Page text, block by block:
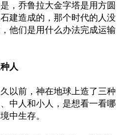
，乔鲁拉大金字塔是用方圆
建造成的，那个时代的人没
他们是用什么办法完成运输
人
以前，神在地球上造了三种
中人和小人，是想看一看哪
中生存。